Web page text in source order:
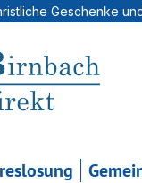
Geschenke